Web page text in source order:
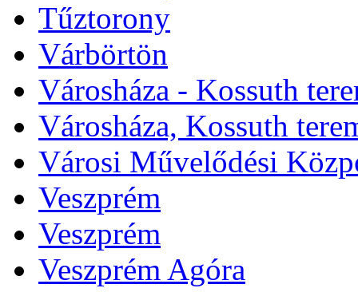
Tűztorony
Várbörtön
Városháza - Kossuth
Városháza, Kossuth
Városi Művelődési
Veszprém
Veszprém
Veszprém Agóra